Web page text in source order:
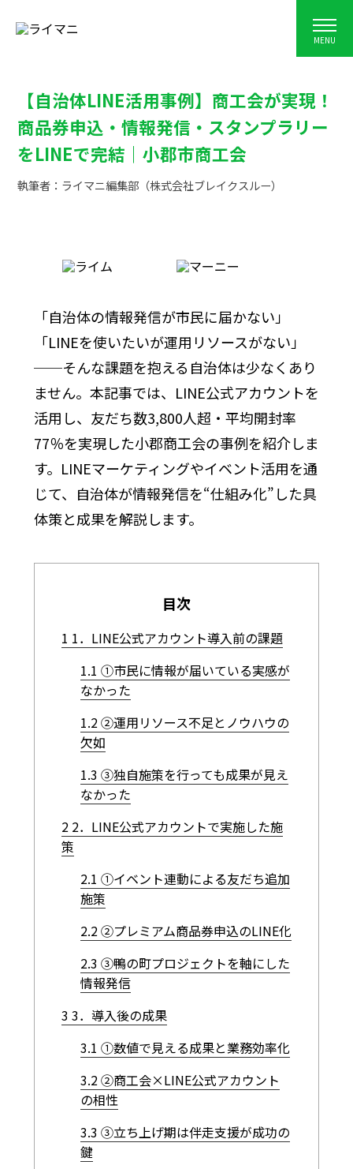
MENU
【自治体LINE活用事例】商工会が実現！
商品券申込・情報発信・スタンプラリー
をLINEで完結｜小郡市商工会
執筆者：ライマニ編集部（株式会社ブレイクスルー）
「自治体の情報発信が市民に届かない」
「LINEを使いたいが運用リソースがない」
──そんな課題を抱える自治体は少なくあり
ません。本記事では、LINE公式アカウントを
活用し、友だち数3,800人超・平均開封率
77％を実現した小郡商工会の事例を紹介しま
す。LINEマーケティングやイベント活用を通
じて、自治体が情報発信を“仕組み化”した具
体策と成果を解説します。
目次
1 1．LINE公式アカウント導入前の課題
1.1 ①市民に情報が届いている実感が
なかった
1.2②運用リソース不足とノウハウの
欠如
1.3 ③独自施策を行っても成果が見え
なかった
22．LINE公式アカウントで実施した施
策
2.1 ①イベント連動による友だち追加
施策
2.2②プレミアム商品券申込のLINE化
2.3 ③鴨の町プロジェクトを軸にした
情報発信
3 3．導入後の成果
3.1 ①数値で見える成果と業務効率化
3.2②商工会×LINE公式アカウント
の相性
3.3 ③立ち上げ期は伴走支援が成功の
鍵